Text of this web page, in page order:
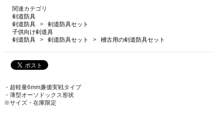
関連カテゴリ
剣道防具
剣道防具
剣道防具セット
子供向け剣道具
剣道防具
剣道防具セット 稽古用の剣道防具セット
・超軽量6mm廉価実戦タイプ
・薄型オーソドックス形状
※サイズ・在庫限定